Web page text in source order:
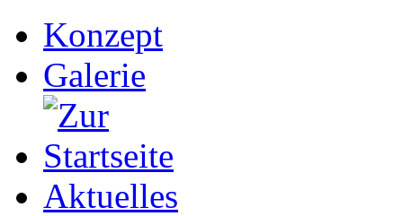
Konzept
Galerie
Aktuelles